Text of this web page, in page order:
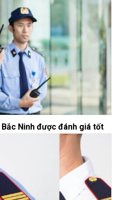
Ninh được đánh giá tốt